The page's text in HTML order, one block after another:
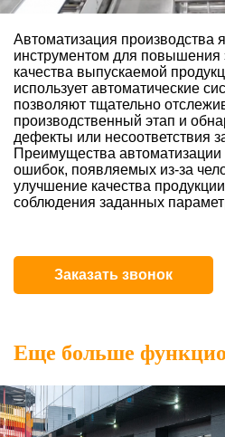
Автоматизация производства
инструментом для повышения
качества выпускаемой
использует автоматические
позволяют тщательно
производственный этап и
дефекты или несоответствия
Преимущества
ошибок, появляемых из-за
улучшение качества продукции
соблюдения заданных
Заказать звонок
Еще больше